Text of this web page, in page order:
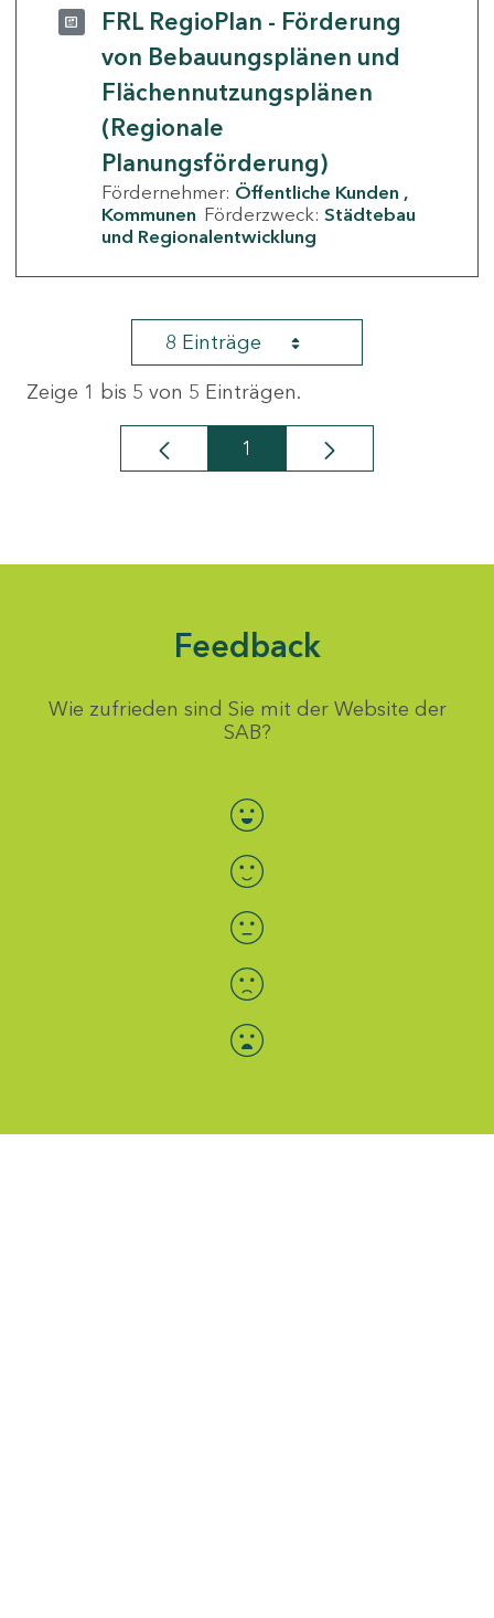
FRL RegioPlan - Förderung
von Bebauungsplänen und
Flächennutzungsplänen
(Regionale
Planungsförderung)
Fördernehmer: Öffentliche Kunden
Kommunen Förderzweck: Städtebau
und Regionalentwicklung
8 Einträge
Zeige 1 bis 5 von 5 Einträgen.
Seite
1
Feedback
Wie zufrieden sind Sie mit der Website der
SAB?
Bewertung auswählen